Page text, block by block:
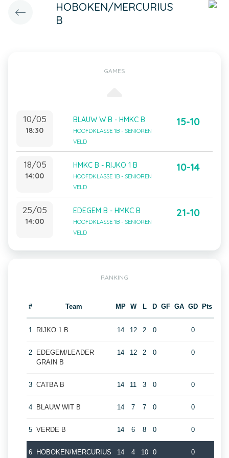
HOBOKEN/MERCURIUS
B
GAMES
10/05
18:30
BLAUW W B - HMKC B
HOOFDKLASSE 1B - SENIOREN
VELD
15-10
18/05
14:00
HMKC B - RIJKO 1 B
HOOFDKLASSE 1B - SENIOREN
VELD
10-14
25/05
14:00
EDEGEM B - HMKC B
HOOFDKLASSE 1B - SENIOREN
VELD
21-10
RANKING
# Team MP W L D GF GA GD Pts
1 RIJKO 1 B 14 12 2 0 0
2
EDEGEM/LEADER
GRAIN B
14 12 2 0 0
3 CATBA B 14 11 3 0 0
4 BLAUW WIT B 14 7 7 0 0
5 VERDE B 14 6 8 0 0
6 HOBOKEN/MERCURIUS 14 4 10 0 0